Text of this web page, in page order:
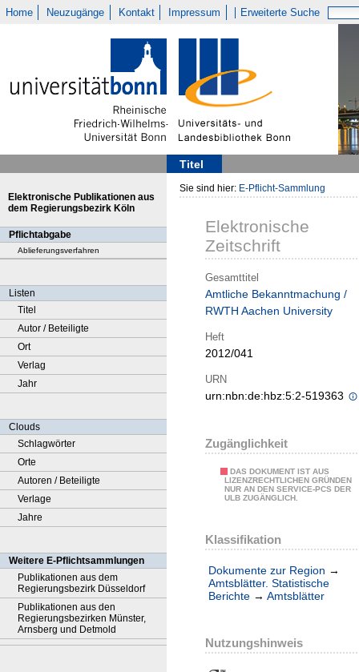
Home Neuzugänge Kontakt Impressum Erweiterte Suche
Titel
Elektronische Publikationen aus
dem Regierungsbezirk Köln
Pflichtabgabe
Ablieferungsverfahren
Listen
Titel
Autor / Beteiligte
Ort
Verlag
Jahr
Clouds
Schlagwörter
Orte
Autoren / Beteiligte
Verlage
Jahre
Weitere E-Pflichtsammlungen
Publikationen aus dem
Regierungsbezirk Düsseldorf
Publikationen aus den
Regierungsbezirken Münster,
Arnsberg und Detmold
Sie sind hier: E-Pflicht-Sammlung
Elektronische
Zeitschrift
Gesamttitel
Amtliche Bekanntmachung /
RWTH Aachen University
Heft
2012/041
URN
urn:nbn:de:hbz:5:2-519363
Zugänglichkeit
DAS DOKUMENT IST AUS
LIZENZRECHTLICHEN GRÜNDEN
NUR AN DEN SERVICE-PCS DER
ULB ZUGÄNGLICH.
Klassifikation
Dokumente zur Region →
Amtsblätter. Statistische
Berichte → Amtsblätter
Nutzungshinweis